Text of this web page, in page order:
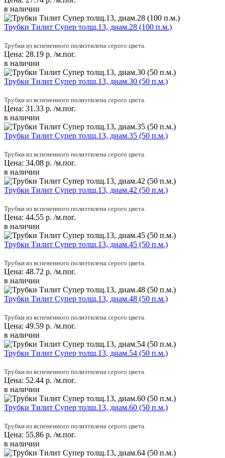
в наличии
Трубки Тилит Супер толщ.13, диам.28 (100 п.м.)
Трубки из вспененного полиэтилена серого цвета.
Цена: 28.19 р. /м.пог.
в наличии
Трубки Тилит Супер толщ.13, диам.30 (50 п.м.)
Трубки из вспененного полиэтилена серого цвета.
Цена: 31.33 р. /м.пог.
в наличии
Трубки Тилит Супер толщ.13, диам.35 (50 п.м.)
Трубки из вспененного полиэтилена серого цвета.
Цена: 34.08 р. /м.пог.
в наличии
Трубки Тилит Супер толщ.13, диам.42 (50 п.м.)
Трубки из вспененного полиэтилена серого цвета.
Цена: 44.55 р. /м.пог.
в наличии
Трубки Тилит Супер толщ.13, диам.45 (50 п.м.)
Трубки из вспененного полиэтилена серого цвета.
Цена: 48.72 р. /м.пог.
в наличии
Трубки Тилит Супер толщ.13, диам.48 (50 п.м.)
Трубки из вспененного полиэтилена серого цвета.
Цена: 49.59 р. /м.пог.
в наличии
Трубки Тилит Супер толщ.13, диам.54 (50 п.м.)
Трубки из вспененного полиэтилена серого цвета.
Цена: 52.44 р. /м.пог.
в наличии
Трубки Тилит Супер толщ.13, диам.60 (50 п.м.)
Трубки из вспененного полиэтилена серого цвета.
Цена: 55.86 р. /м.пог.
в наличии